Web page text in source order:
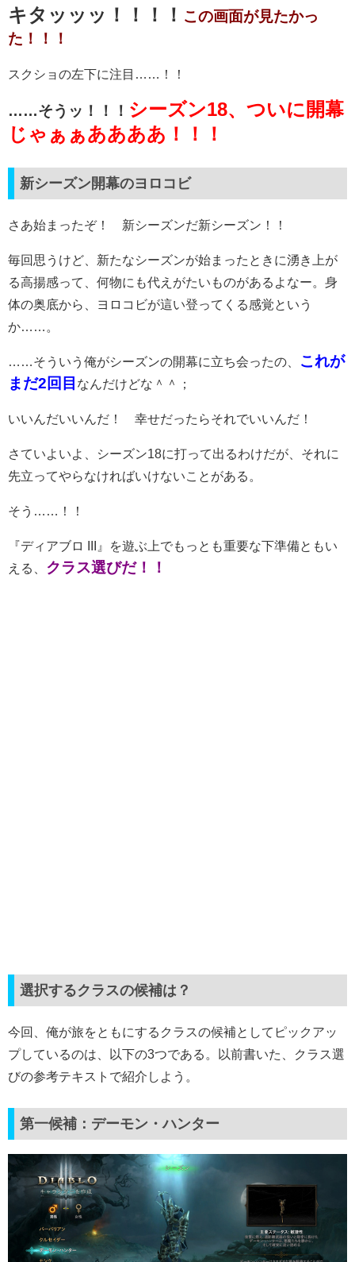
キタッッッ！！！！ この画面が見たかっ
た！！！
スクショの左下に注目……！！
……そうッ！！！ シーズン18 、ついに開幕
じゃぁぁああああ！！！
新シーズン開幕のヨロコビ
さあ始まったぞ！ 新シーズンだ新シーズン！！
毎回思うけど、新たなシーズンが始まったときに湧き上が
る高揚感って、何物にも代えがたいものがあるよなー。身
体の奥底から、ヨロコビが這い登ってくる感覚という
か……。
……そういう俺がシーズンの開幕に立ち会ったの、
これが
まだ2 回目 なんだけどな＾＾；
いいんだいいんだ！ 幸せだったらそれでいいんだ！
さていよいよ、シーズン18に打って出るわけだが、それに
先立ってやらなければいけないことがある。
そう……！！
『ディアブロ III』を遊ぶ上でもっとも重要な下準備ともい
える、 クラス選びだ！！
選択するクラスの候補は？
今回、俺が旅をともにするクラスの候補としてピックアッ
プしているのは、以下の3つである。以前書いた、クラス選
びの参考テキストで紹介しよう。
第一候補：デーモン・ハンター